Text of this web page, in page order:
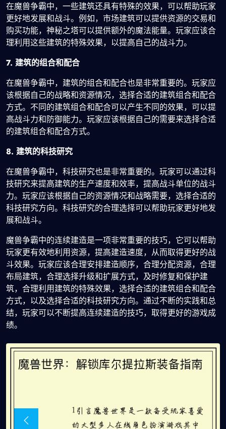
在魔兽争霸中，一些建筑还具有特殊的效果，可以帮助玩家
更好地发展和战斗。例如，市场建筑可以提供资源的交易和
购买功能，神秘之塔可以提供额外的魔法能量。玩家应该合
理利用这些建筑的特殊效果，以提高自己的战斗力。
7. 建筑的组合和配合
在魔兽争霸中，建筑的组合和配合也是非常重要的。玩家应
该根据自己的战略和资源情况，选择合适的建筑组合和配合
方式。不同的建筑组合和配合可以产生不同的效果，可以提
高战斗力和防御能力。玩家应该根据自己的需要来选择合适
的建筑组合和配合方式。
8. 建筑的科技研究
在魔兽争霸中，科技研究也是非常重要的。玩家可以通过科
技研究来提高建筑的生产速度和效率，提高战斗单位的战斗
力。玩家应该根据自己的资源情况和战略需要，选择合适的
科技研究方向。科技研究的合理选择可以帮助玩家更好地发
展和战斗。
魔兽争霸中的连续建造是一项非常重要的技巧，它可以帮助
玩家更有效地利用资源，提高建造速度，从而取得更好的战
斗效果。玩家应该合理安排建造顺序，合理分配资源，合理
布局建筑，合理选择升级和扩展方式，及时修复和保护建
筑，合理利用建筑的特殊效果，选择合适的建筑组合和配合
方式，以及选择合适的科技研究方向。通过不断的实践和总
结，玩家可以不断提高连续建造的技巧，取得更好的游戏成
绩。